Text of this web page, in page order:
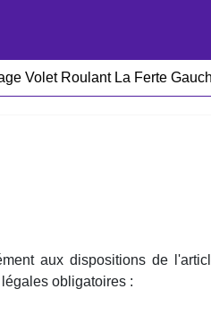
Volet Roulant La Ferte
aux dispositions de
obligatoires :